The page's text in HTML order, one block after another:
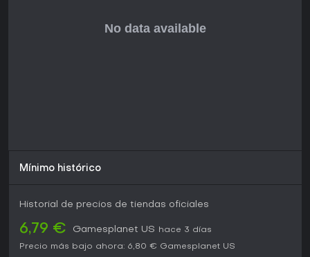
Mínimo histórico
Historial de precios de tiendas oficiales
6,79 € Gamesplanet US
hace 3 días
Precio más bajo ahora: 6,80 € Gamesplanet US